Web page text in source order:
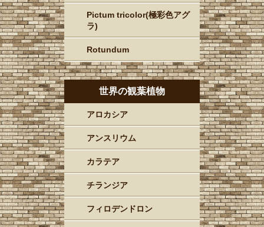
Pictum tricolor(極彩色アグ
ラ)
Rotundum
世界の観葉植物
アロカシア
アンスリウム
カラテア
チランジア
フィロデンドロン